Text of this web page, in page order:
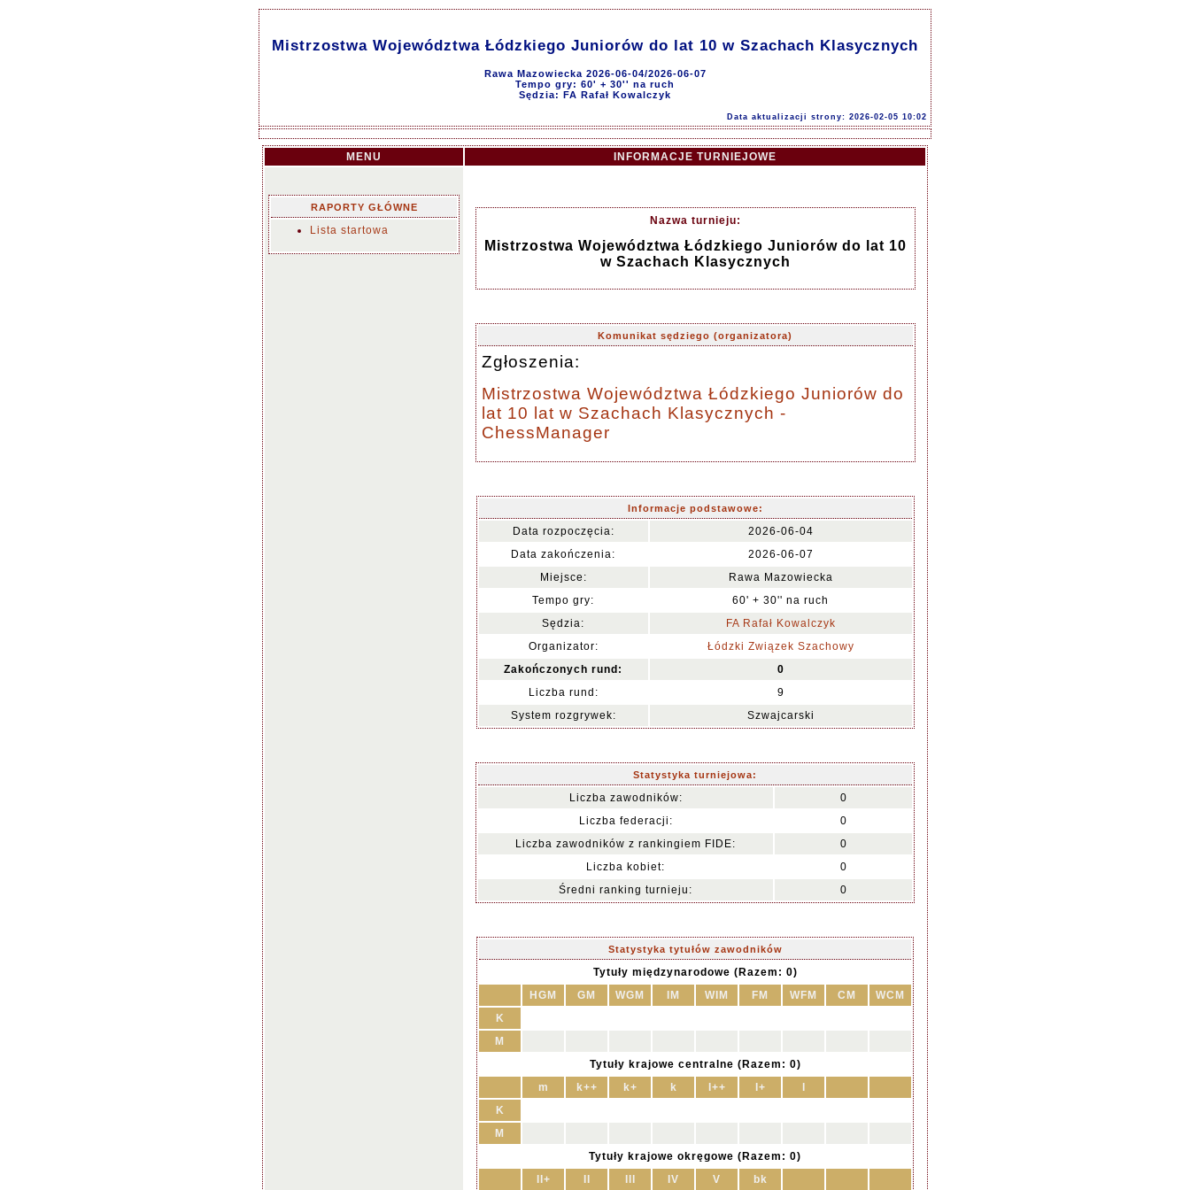
Mistrzostwa Województwa Łódzkiego Juniorów do lat 10 w Szachach Klasycznych
Rawa Mazowiecka 2026-06-04/2026-06-07
Tempo gry: 60' + 30'' na ruch
Sędzia: FA Rafał Kowalczyk
Data aktualizacji strony: 2026-02-05 10:02
MENU INFORMACJE TURNIEJOWE
RAPORTY GŁÓWNE
Lista startowa
Nazwa turnieju:
Mistrzostwa Województwa Łódzkiego Juniorów do lat 10
w Szachach Klasycznych
Komunikat sędziego (organizatora)
Zgłoszenia:
Mistrzostwa Województwa Łódzkiego Juniorów do
lat 10 lat w Szachach Klasycznych -
ChessManager
Informacje podstawowe:
Data rozpoczęcia:
2026-06-04
Data zakończenia:
2026-06-07
Miejsce:
Rawa Mazowiecka
Tempo gry:
60' + 30'' na ruch
Sędzia:
FA Rafał Kowalczyk
Organizator:
Łódzki Związek Szachowy
Zakończonych rund:
0
Liczba rund:
9
System rozgrywek:
Szwajcarski
Statystyka turniejowa:
Liczba zawodników:
0
Liczba federacji:
0
Liczba zawodników z rankingiem FIDE:
0
Liczba kobiet:
0
Średni ranking turnieju:
0
Statystyka tytułów zawodników
Tytuły międzynarodowe (Razem: 0)
HGM
GM WGM IM WIM FM WFM CM
WCM
K
M
Tytuły krajowe centralne (Razem: 0)
m
k++ k+ k I++ I+
K
M
Tytuły krajowe okręgowe (Razem: 0)
II+
IV V bk